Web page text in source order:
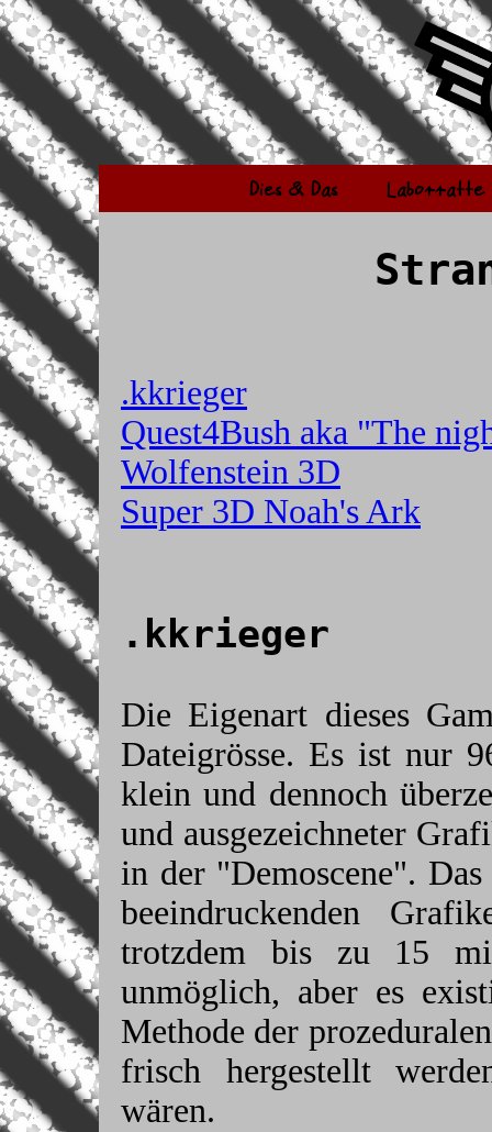
Dies & Das Laborratte
.kkrieger
Quest4Bush aka "The
Wolfenstein 3D
Super 3D Noah's Ark
.kkrieger
Die Eigenart dieses
Dateigrösse. Es ist nur
klein und dennoch
und ausgezeichneter
in der "Demoscene".
beeindruckenden
trotzdem bis zu 15
unmöglich, aber es
Methode der
frisch hergestellt
wären.